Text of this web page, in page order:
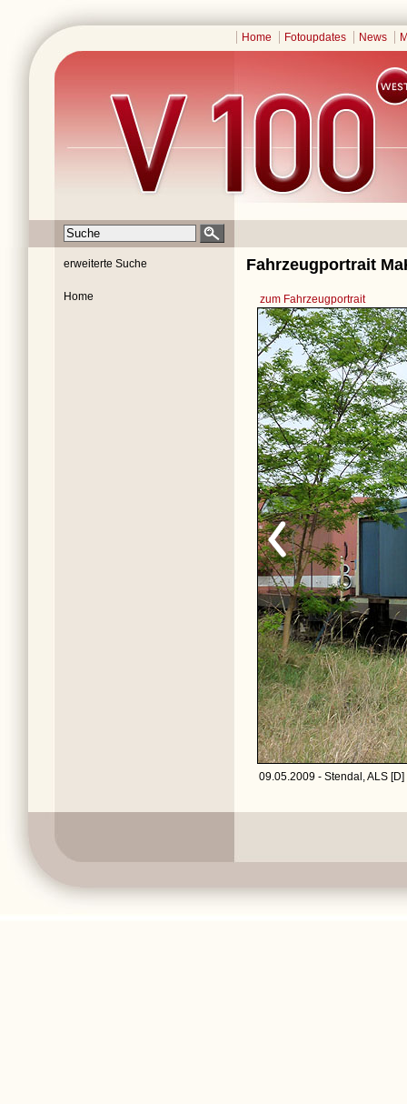
Home Fotoupdates News
erweiterte Suche
Home
Fahrzeugportrait
zum Fahrzeugportrait
09.05.2009 - Stendal, ALS [D]